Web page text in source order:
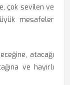
çok sevilen ve
mesafeler
atacağı
ve hayırlı